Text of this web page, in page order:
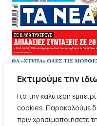
Εκτιμούμε την
Για την καλύτερη
cookies. Παρακαλούμε
πριν χρησιμοποιήσετε